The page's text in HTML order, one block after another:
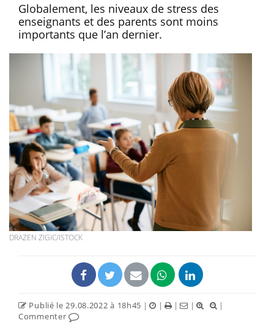
Globalement, les niveaux de stress des
enseignants et des parents sont moins
importants que l’an dernier.
DRAZEN ZIGIC/ISTOCK
Publié le 29.08.2022 à 18h45 | | | |
|
Commenter